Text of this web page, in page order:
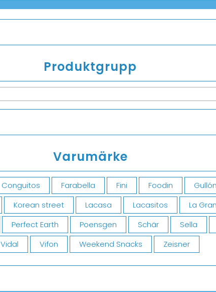
Produktgrupp
Varumärke
Conguitos Farabella Fini Foodin Gullón
Korean street Lacasa Lacasitos La
Perfect Earth Poensgen Schär Sella
Vidal Vifon Weekend Snacks Zeisner